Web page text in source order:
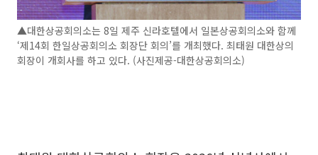
▲대한상공회의소는 8일 제주 신라호텔에서 일본상공회의소와 함께
‘제14회 한일상공회의소 회장단 회의’를 개최했다. 최태원 대한상의
회장이 개회사를 하고 있다. (사진제공-대한상공회의소)